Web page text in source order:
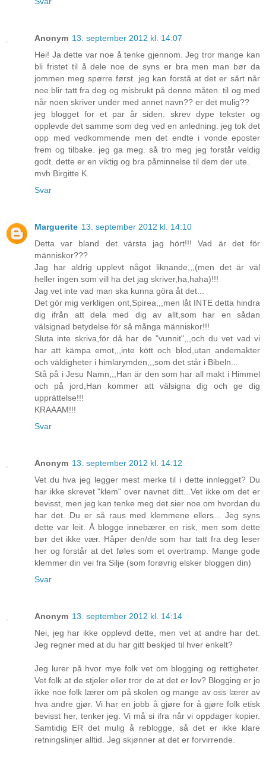
Anonym 13. september 2012 kl. 14:07
Hei! Ja dette var noe å tenke gjennom. Jeg tror mange kan
bli fristet til å dele noe de syns er bra men man bør da
jommen meg spørre først. jeg kan forstå at det er sårt når
noe blir tatt fra deg og misbrukt på denne måten. til og med
når noen skriver under med annet navn?? er det mulig??
jeg blogget for et par år siden. skrev dype tekster og
opplevde det samme som deg ved en anledning. jeg tok det
opp med vedkommende men det endte i vonde eposter
frem og tilbake. jeg ga meg. så tro meg jeg forstår veldig
godt. dette er en viktig og bra påminnelse til dem der ute.
mvh Birgitte K.
Svar
Marguerite 13. september 2012 kl. 14:10
Detta var bland det värsta jag hört!!! Vad är det för
människor???
Jag har aldrig upplevt något liknande,,,(men det är väl
heller ingen som vill ha det jag skriver,ha,haha)!!!
Jag vet inte vad man ska kunna göra åt det...
Det gör mig verkligen ont,Spirea,,,men låt INTE detta hindra
dig ifrån att dela med dig av allt,som har en sådan
välsignad betydelse för så många människor!!!
Sluta inte skriva,för då har de "vunnit",,,och du vet vad vi
har att kämpa emot,,,inte kött och blod,utan andemakter
och väldigheter i himlarymden,,,som det står i Bibeln...
Stå på i Jesu Namn,,,Han är den som har all makt i Himmel
och på jord,Han kommer att välsigna dig och ge dig
upprättelse!!!
KRAAAM!!!
Svar
Anonym 13. september 2012 kl. 14:12
Vet du hva jeg legger mest merke til i dette innlegget? Du
har ikke skrevet "klem" over navnet ditt...Vet ikke om det er
bevisst, men jeg kan tenke meg det sier noe om hvordan du
har det. Du er så raus med klemmene ellers... Jeg syns
dette var leit. Å blogge innebærer en risk, men som dette
bør det ikke vær. Håper den/de som har tatt fra deg leser
her og forstår at det føles som et overtramp. Mange gode
klemmer din vei fra Silje (som forøvrig elsker bloggen din)
Svar
Anonym 13. september 2012 kl. 14:14
Nei, jeg har ikke opplevd dette, men vet at andre har det.
Jeg regner med at du har gitt beskjed til hver enkelt?
Jeg lurer på hvor mye folk vet om blogging og rettigheter.
Vet folk at de stjeler eller tror de at det er lov? Blogging er jo
ikke noe folk lærer om på skolen og mange av oss lærer av
hva andre gjør. Vi har en jobb å gjøre for å gjøre folk etisk
bevisst her, tenker jeg. Vi må si ifra når vi oppdager kopier.
Samtidig ER det mulig å reblogge, så det er ikke klare
retningslinjer alltid. Jeg skjønner at det er forvirrende.